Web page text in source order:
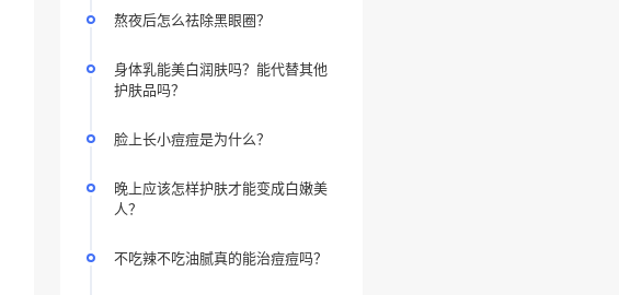
熬夜后怎么祛除黑眼圈？
身体乳能美白润肤吗？能代替其他
护肤品吗？
脸上长小痘痘是为什么？
晚上应该怎样护肤才能变成白嫩美
人？
不吃辣不吃油腻真的能治痘痘吗？